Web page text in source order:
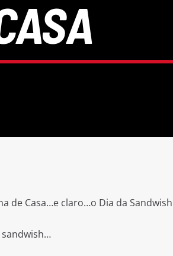
de Casa…e claro…o Dia da
sandwish…